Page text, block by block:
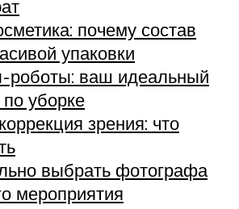
почему состав
упаковки
ваш идеальный
уборке
зрения: что
выбрать фотографа
мероприятия